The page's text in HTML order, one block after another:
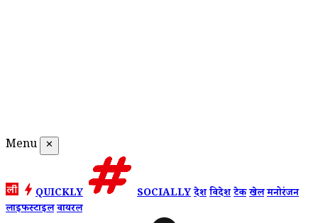
Menu ✕
QUICKLY SOCIALLYदेशविदेशटेकखेलमनोरंजन
लाइफस्टाइलवायरल